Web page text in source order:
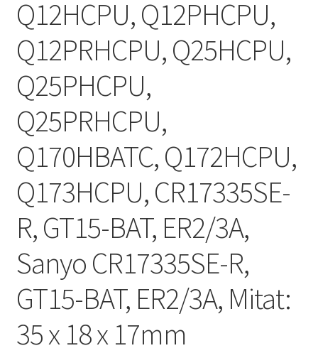
Q12HCPU, Q12PHCPU,
Q12PRHCPU, Q25HCPU,
Q25PHCPU,
Q25PRHCPU,
Q170HBATC, Q172HCPU,
Q173HCPU, CR17335SE-
R, GT15-BAT, ER2/3A,
Sanyo CR17335SE-R,
GT15-BAT, ER2/3A, Mitat:
35 x 18 x 17mm